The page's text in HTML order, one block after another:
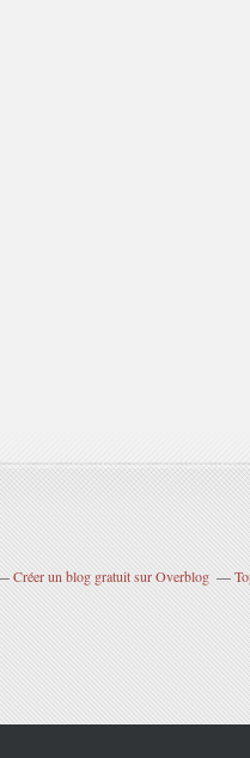
Créer un blog gratuit sur Overblog